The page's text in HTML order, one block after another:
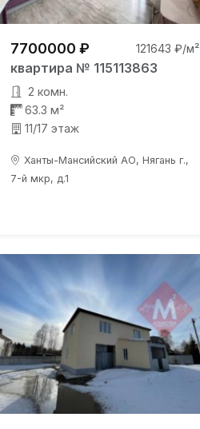
7700000 ₽ 121643 ₽/м²
квартира № 115113863
2 комн.
63.3 м²
11/17 этаж
Ханты-Мансийский АО, Нягань г.,
7-й мкр, д.1